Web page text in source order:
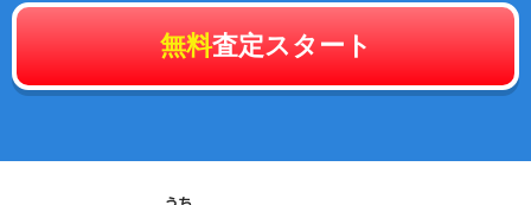
無料査定スタート